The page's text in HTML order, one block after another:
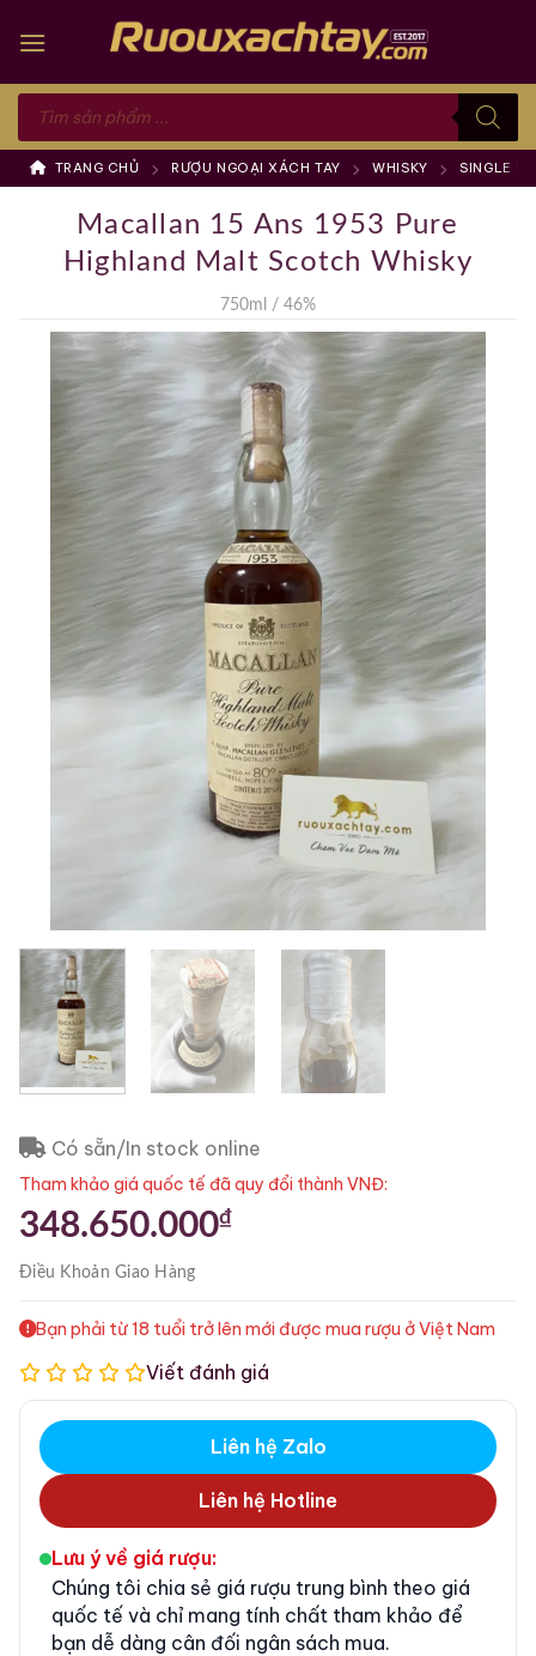
Tìm
kiếm
phẩm
TRANG CHỦ RƯỢU NGOẠI XÁCH TAY WHISKY SINGLE
Macallan 15 Ans 1953 Pure
Highland Malt Scotch Whisky
750ml / 46%
Có sẵn/In stock online
Tham khảo giá quốc tế đã quy đổi thành VNĐ:
348.650.000₫
Điều KhoảnGiao Hàng
Bạn phải từ 18 tuổi trở lên mới được mua rượu ở Việt Nam
Viết đánh giá
Liên hệ Zalo
Liên hệ Hotline
Lưu ý về giá rượu:
Chúng tôi chia sẻ giá rượu trung bình theo giá
quốc tế và chỉ mang tính chất tham khảo để
bạn dễ dàng cân đối ngân sách mua.